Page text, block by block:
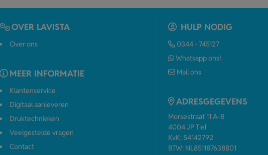
OVER LAVISTA
Over ons
MEER INFORMATIE
Klantenservice
Digitaal aanleveren
Druktechnieken
Veelgestelde vragen
Contact
HULP NODIG
0344 - 745127
Whatsapp ons!
Mail ons
ADRESGEGEVENS
Morsestraat 11 A-B
4004 JP Tiel
KvK: 54142792
BTW: NL851187638B01